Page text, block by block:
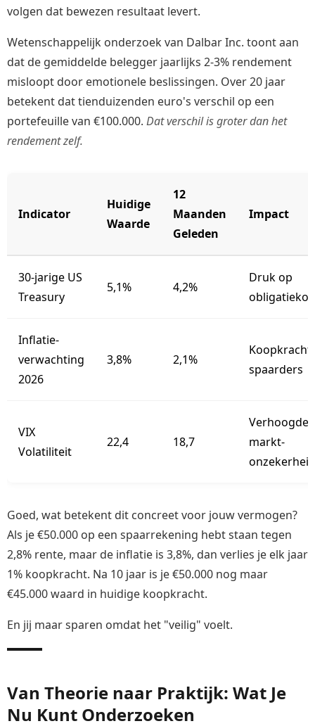
volgen dat bewezen resultaat levert.
Wetenschappelijk onderzoek van Dalbar Inc. toont aan
dat de gemiddelde belegger jaarlijks 2-3% rendement
misloopt door emotionele beslissingen. Over 20 jaar
betekent dat tienduizenden euro's verschil op een
portefeuille van €100.000. Dat verschil is groter dan het
rendement zelf.
Indicator
Huidige
Waarde
12
Maanden
Geleden
Impact
30-jarige US
Treasury
5,1% 4,2%
Druk op
Inflatie-
verwachting
2026
3,8% 2,1%
spaarders
VIX
Volatiliteit
22,4 18,7
Verhoogde
markt-
onzekerheid
Goed, wat betekent dit concreet voor jouw vermogen?
Als je €50.000 op een spaarrekening hebt staan tegen
2,8% rente, maar de inflatie is 3,8%, dan verlies je elk jaar
1% koopkracht. Na 10 jaar is je €50.000 nog maar
€45.000 waard in huidige koopkracht.
En jij maar sparen omdat het "veilig" voelt.
Van Theorie naar Praktijk: Wat Je
Nu Kunt Onderzoeken